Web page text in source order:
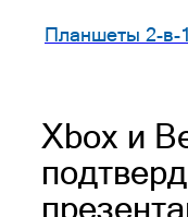
Планшеты 2-в-1
Xbox и